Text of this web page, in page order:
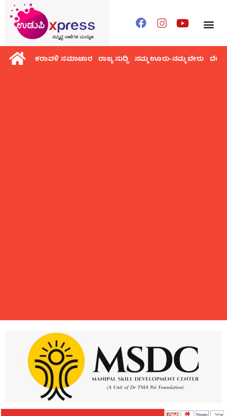
ಕರಾವಳಿ ಸಮಾಚಾರ ರಾಜ್ಯ ಸುದ್ದಿ ನಮ್ಮ ಊರು-ನಮ್ಮ ಬೇರು ದೇಶ